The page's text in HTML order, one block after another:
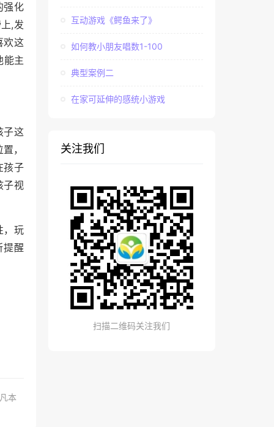
强化
,发
欢这
能主
子这
，
孩子
子视
，玩
提醒
本
互动游戏《鳄鱼来了》
如何教小朋友唱数1-100
典型案例二
在家可延伸的感统小游戏
关注我们
扫描二维码关注我们